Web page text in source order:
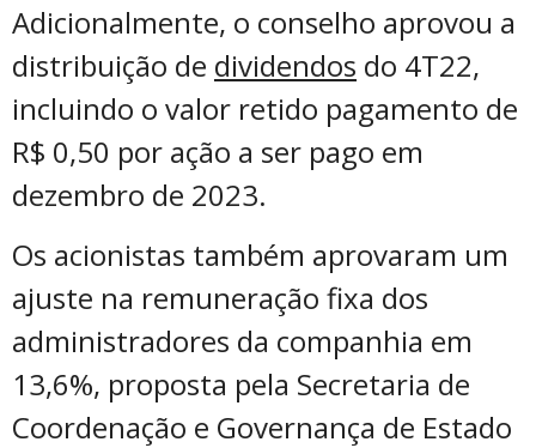
Adicionalmente, o conselho aprovou a
distribuição de dividendos do 4T22,
incluindo o valor retido pagamento de
R$ 0,50 por ação a ser pago em
dezembro de 2023.
Os acionistas também aprovaram um
ajuste na remuneração fixa dos
administradores da companhia em
13,6%, proposta pela Secretaria de
Coordenação e Governança de Estado